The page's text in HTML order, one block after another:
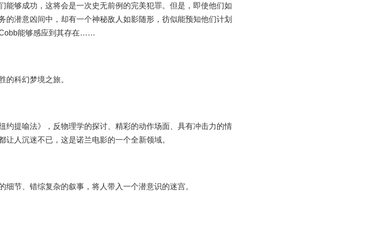
能够成功，这将会是一次史无前例的完美犯罪。但是，即使他们如
的潜意凶间中，却有一个神秘敌人如影随形，彷似能预知他们计划
能够感应到其存在……
的科幻梦境之旅。
约提喻法》，反物理学的探讨、精彩的动作场面、具有冲击力的情
让人沉迷不已，这是诺兰电影的一个全新领域。
细节、错综复杂的叙事，将人带入一个潜意识的迷宫。